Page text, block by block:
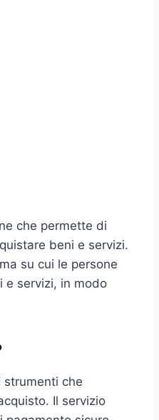
che permette di
beni e servizi.
su cui le persone
e servizi, in modo
che
Il servizio